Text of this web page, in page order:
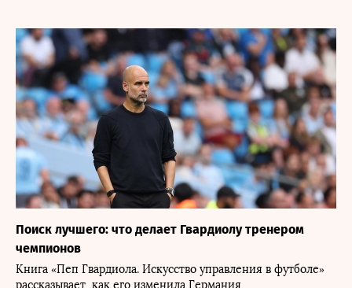
Поиск лучшего: что делает Гвардиолу тренером
чемпионов
Книга «Пеп Гвардиола. Искусство управления в футболе»
рассказывает, как его изменила Германия